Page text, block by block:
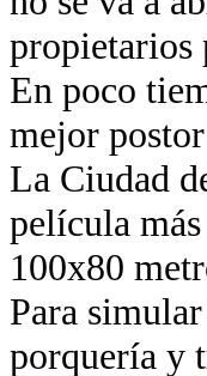
propietarios
En poco
mejor
La Ciudad
película
100x80
Para
porquería y